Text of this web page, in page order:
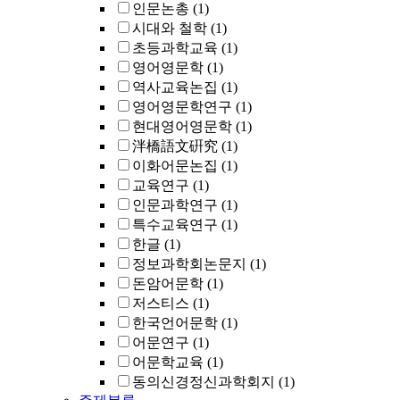
인문논총 (1)
시대와 철학 (1)
초등과학교육 (1)
영어영문학 (1)
역사교육논집 (1)
영어영문학연구 (1)
현대영어영문학 (1)
泮橋語文硏究 (1)
이화어문논집 (1)
교육연구 (1)
인문과학연구 (1)
특수교육연구 (1)
한글 (1)
정보과학회논문지 (1)
돈암어문학 (1)
저스티스 (1)
한국언어문학 (1)
어문연구 (1)
어문학교육 (1)
동의신경정신과학회지 (1)